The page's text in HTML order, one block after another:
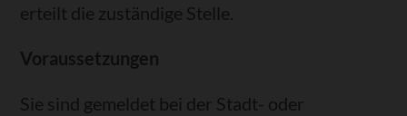
erteilt die zuständige Stelle.
Voraussetzungen
Sie sind gemeldet bei der Stadt- oder